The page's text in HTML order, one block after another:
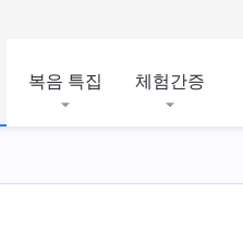
복음 특집 체험간증